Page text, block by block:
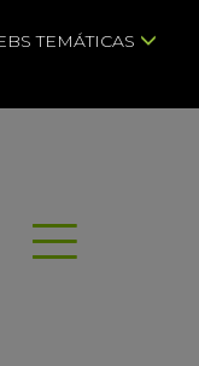
TEMÁTICAS
Abrir menú